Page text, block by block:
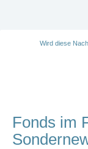
Wird diese
Fonds im